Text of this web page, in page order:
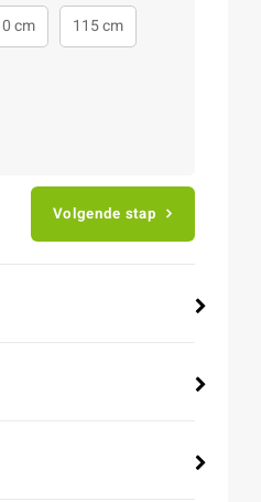
cm 115 cm
Volgende stap